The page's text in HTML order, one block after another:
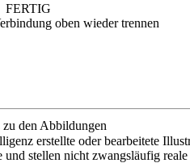
FERTIG
oben wieder trennen
zu den Abbildungen
erstellte oder bearbeitete
stellen nicht zwangsläufig